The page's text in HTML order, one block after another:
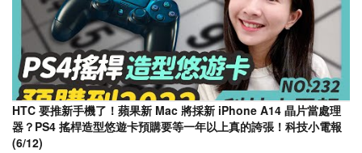
HTC 要推新手機了！蘋果新 Mac 將採新 iPhone A14 晶片當處理
器？PS4 搖桿造型悠遊卡預購要等一年以上真的誇張！科技小電報
(6/12)